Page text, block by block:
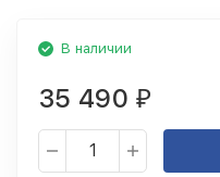
В наличии
35 490 ₽